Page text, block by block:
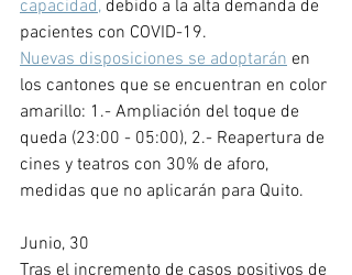
capacidad, debido a la alta demanda de
pacientes con COVID-19.
Nuevas disposiciones se adoptarán en
los cantones que se encuentran en color
amarillo: 1.- Ampliación del toque de
queda (23:00 - 05:00), 2.- Reapertura de
cines y teatros con 30% de aforo,
medidas que no aplicarán para Quito.
Junio, 30
Tras el incremento de casos positivos de